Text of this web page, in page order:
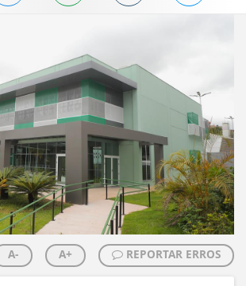
A- A+ REPORTAR ERROS